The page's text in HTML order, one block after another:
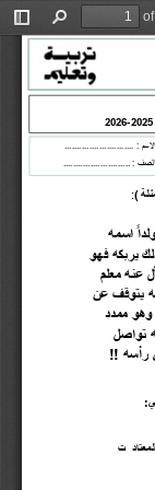
Toggle
Sidebar
Find
اد اسمه
عنه معلم
نع فق
وت
يه
رأسه !!
ت
2026-2025
السم : ......
........ : الصف